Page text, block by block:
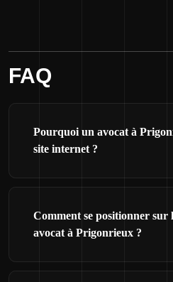
FAQ
Pourquoi un avocat à
site internet ?
Comment se positionner sur
avocat à Prigonrieux ?